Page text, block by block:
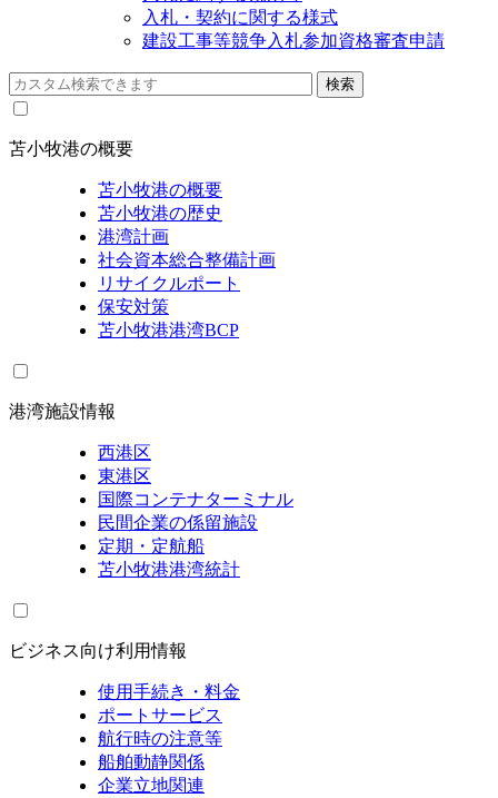
入札・契約に関する様式
建設工事等競争入札参加資格審査申請
苫小牧港の概要
苫小牧港の概要
苫小牧港の歴史
港湾計画
社会資本総合整備計画
リサイクルポート
保安対策
苫小牧港港湾BCP
港湾施設情報
西港区
東港区
国際コンテナターミナル
民間企業の係留施設
定期・定航船
苫小牧港港湾統計
ビジネス向け利用情報
使用手続き・料金
ポートサービス
航行時の注意等
船舶動静関係
企業立地関連